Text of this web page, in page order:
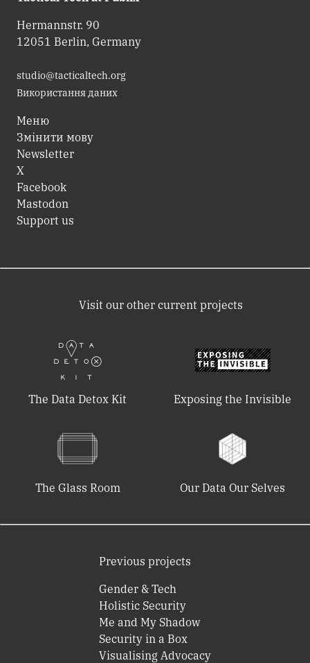
Hermannstr. 90
12051 Berlin, Germany
studio@tacticaltech.org
Використання даних
Меню
Змінити мову
Newsletter
X
Facebook
Mastodon
Support us
Visit our other current projects
The Data Detox Kit Exposing the Invisible
The Glass Room Our Data Our Selves
Previous projects
Gender & Tech
Holistic Security
Me and My Shadow
Security in a Box
Visualising Advocacy